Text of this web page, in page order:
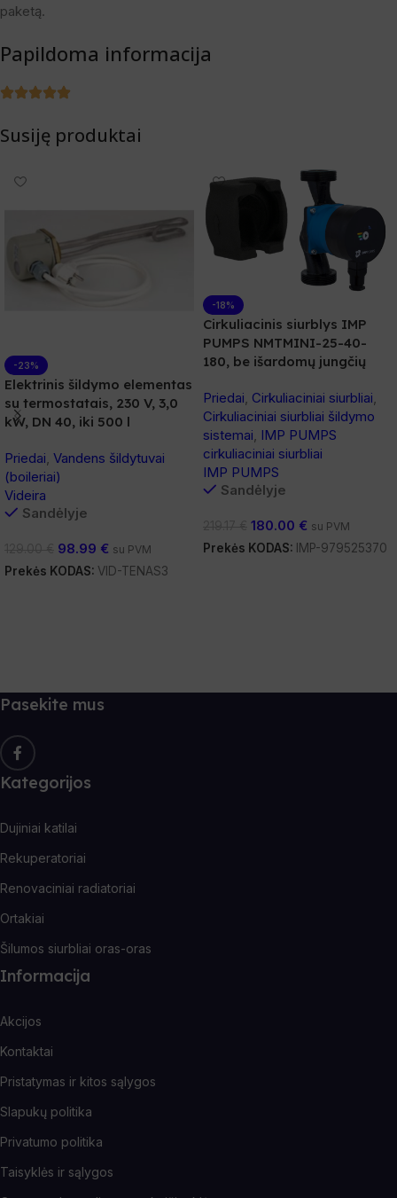
paketą.
Papildoma informacija
Susiję produktai
-23%
Elektrinis šildymo elementas
su termostatais, 230 V, 3,0
kW, DN 40, iki 500 l
Priedai, Vandens šildytuvai
(boileriai)
Videira
Sandėlyje
98.99 € su PVM
Prekės KODAS: VID-TENAS3
-18%
Cirkuliacinis siurblys IMP
PUMPS NMTMINI-25-40-
180, be išardomų jungčių
Priedai, Cirkuliaciniai siurbliai,
Cirkuliaciniai siurbliai šildymo
sistemai, IMP PUMPS
cirkuliaciniai siurbliai
IMP PUMPS
Sandėlyje
180.00 € su PVM
Prekės KODAS: IMP-979525370
Pasekite mus
Kategorijos
Dujiniai katilai
Rekuperatoriai
Renovaciniai radiatoriai
Ortakiai
Šilumos siurbliai oras-oras
Informacija
Akcijos
Kontaktai
Pristatymas ir kitos sąlygos
Slapukų politika
Privatumo politika
Taisyklės ir sąlygos